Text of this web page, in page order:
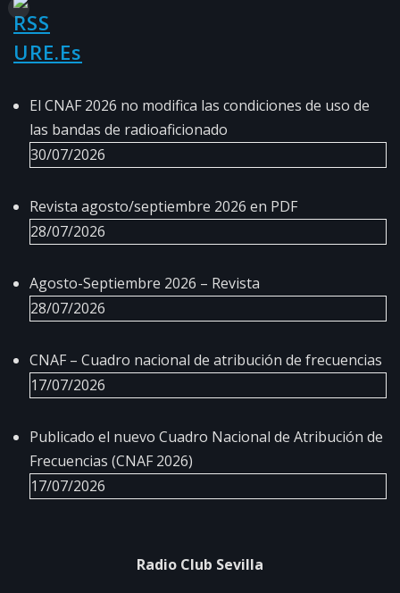
URE.es
El CNAF 2026 no modifica las condiciones de uso de
las bandas de radioaficionado
30/07/2026
Revista agosto/septiembre 2026 en PDF
28/07/2026
Agosto-Septiembre 2026 – Revista
28/07/2026
CNAF – Cuadro nacional de atribución de frecuencias
17/07/2026
Publicado el nuevo Cuadro Nacional de Atribución de
Frecuencias (CNAF 2026)
17/07/2026
Radio Club Sevilla